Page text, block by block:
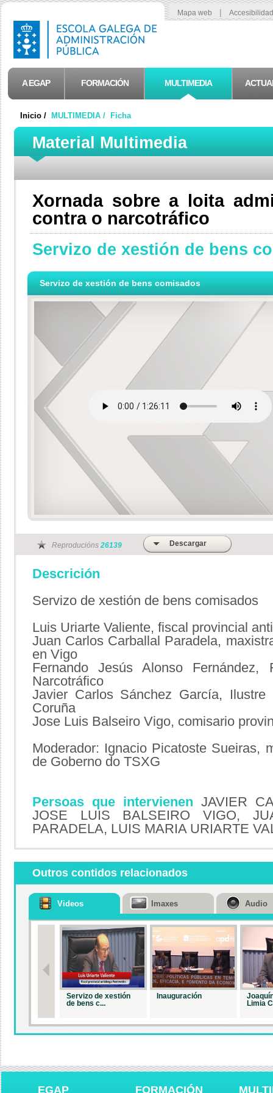
Mapa web |
A EGAP FORMACIÓN MULTIMEDIA
Inicio / MULTIMEDIA / Ficha
Material Multimedia
Xornada sobre a loita
contra o narcotráfico
Servizo de xestión de bens
Servizo de xestión de bens comisados
Reproducións 26139 Descargar
Descrición
Servizo de xestión de bens comisados
Luis Uriarte Valiente, fiscal provincial
Juan Carlos Carballal Paradela,
en Vigo
Fernando Jesús Alonso Fernández,
Narcotráfico
Javier Carlos Sánchez García,
Coruña
Jose Luis Balseiro Vigo, comisario
Moderador: Ignacio Picatoste Sueiras,
de Goberno do TSXG
Persoas que intervienen JAVIER
JOSE LUIS BALSEIRO VIGO,
PARADELA, LUIS MARIA URIARTE
Outros contidos relacionados
Videos
Servizo de xestión
de bens c...
Inauguración
Limia
Imaxes Audio
EGAP FORMACIÓN